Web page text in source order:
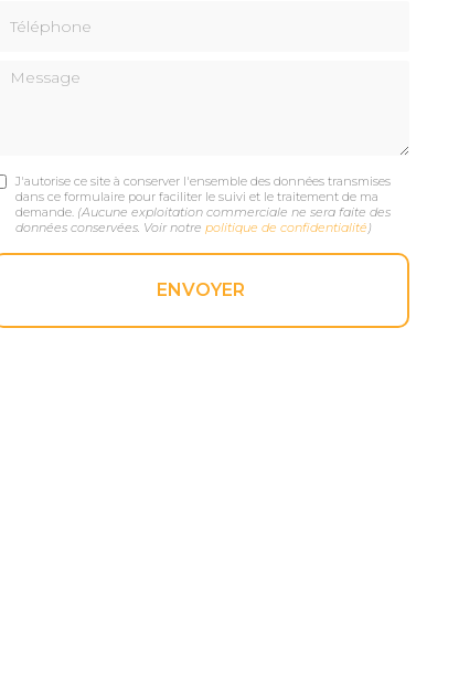
Message
J'autorise ce site à conserver l'ensemble des données transmises
dans ce formulaire pour faciliter le suivi et le traitement de ma
demande. (Aucune exploitation commerciale ne sera faite des
données conservées. Voir notre politique de confidentialité )